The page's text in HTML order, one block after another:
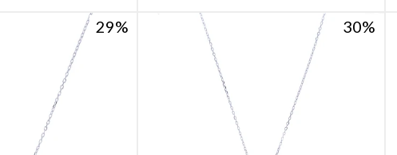
29 30